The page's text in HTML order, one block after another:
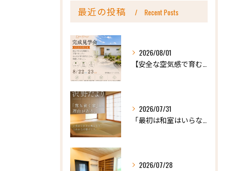
最近の投稿 Recent Posts
2026/08/01
2026/07/31
2026/07/28